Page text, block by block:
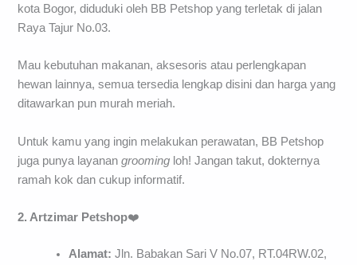
kota Bogor, diduduki oleh BB Petshop yang terletak di jalan
Raya Tajur No.03.
Mau kebutuhan makanan, aksesoris atau perlengkapan
hewan lainnya, semua tersedia lengkap disini dan harga yang
ditawarkan pun murah meriah.
Untuk kamu yang ingin melakukan perawatan, BB Petshop
juga punya layanangrooming loh! Jangan takut, dokternya
ramah kok dan cukup informatif.
2. Artzimar Petshop❤️
Alamat: Jln. Babakan Sari V No.07, RT.04RW.02,